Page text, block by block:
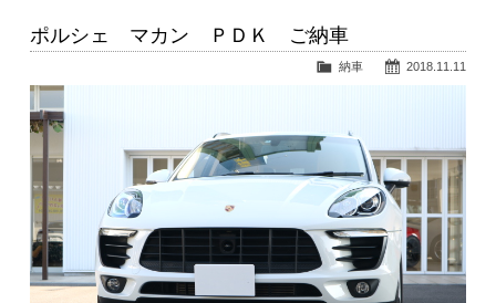
ポルシェ マカン ＰＤＫ ご納車
2018.11.11
納車